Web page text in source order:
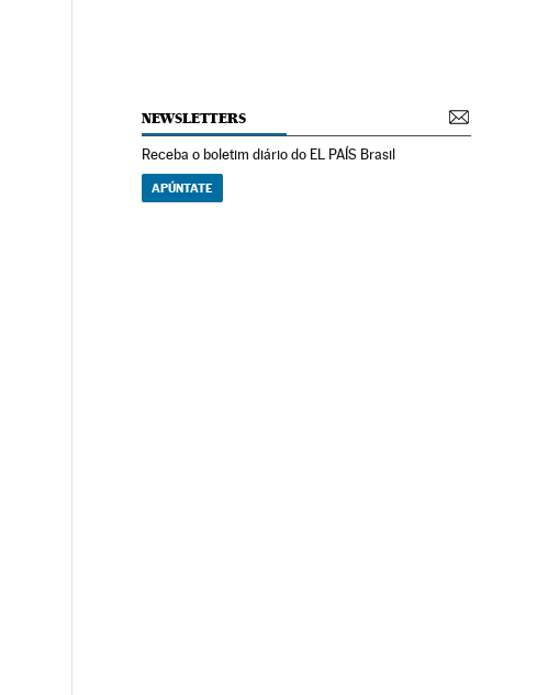
NEWSLETTERS
Receba o boletim diário do EL PAÍS Brasil
APÚNTATE